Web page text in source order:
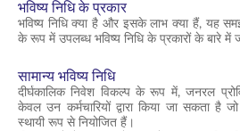
भविष्य निधि के प्रकार
भविष्य निधि क्या है और इसके लाभ क्या हैं, यह
के रूप में उपलब्ध भविष्य निधि के प्रकारों के बारे में
सामान्य भविष्य निधि
दीर्घकालिक निवेश विकल्प के रूप में, जनरल
केवल उन कर्मचारियों द्वारा किया जा सकता है जो
स्थायी रूप से नियोजित हैं।